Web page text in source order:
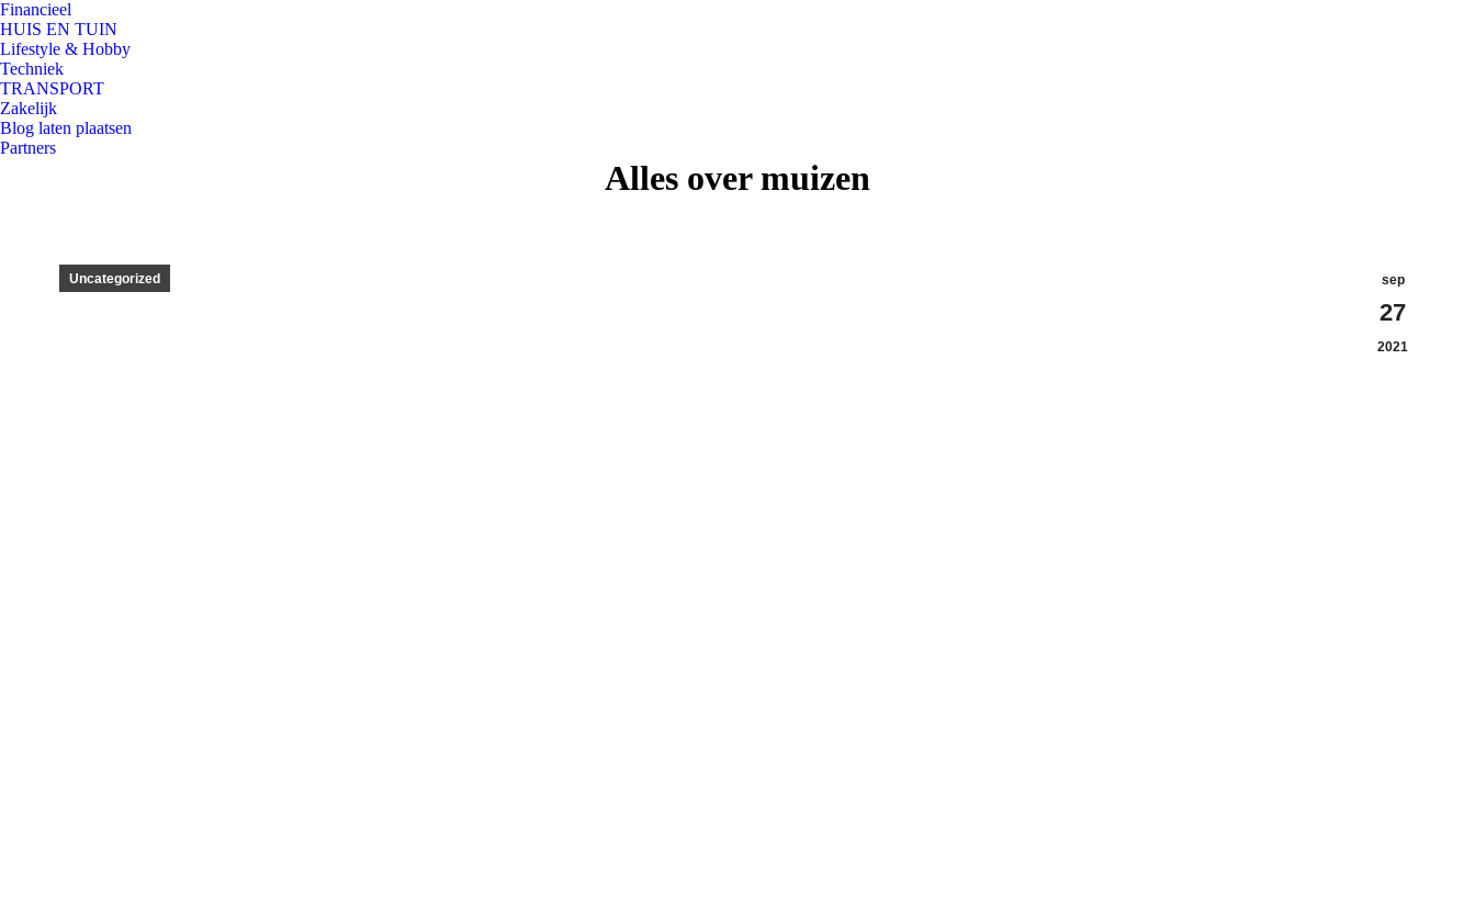
Financieel
HUIS EN TUIN
Lifestyle & Hobby
Techniek
TRANSPORT
Zakelijk
Blog laten plaatsen
Partners
Alles over muizen
sep
27
2021
Uncategorized